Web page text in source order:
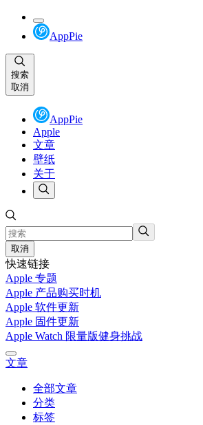
AppPie
搜索
取消
AppPie
Apple
文章
壁纸
关于
取消
快速链接
Apple 专题
Apple 产品购买时机
Apple 软件更新
Apple 固件更新
Apple Watch 限量版健身挑战
文章
全部文章
分类
标签